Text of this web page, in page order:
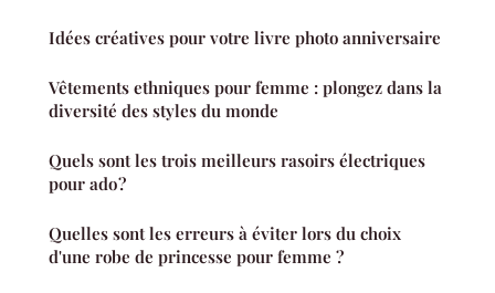
Idées créatives pour votre livre photo anniversaire
Vêtements ethniques pour femme : plongez dans la
diversité des styles du monde
Quels sont les trois meilleurs rasoirs électriques
pour ado ?
Quelles sont les erreurs à éviter lors du choix
d'une robe de princesse pour femme ?